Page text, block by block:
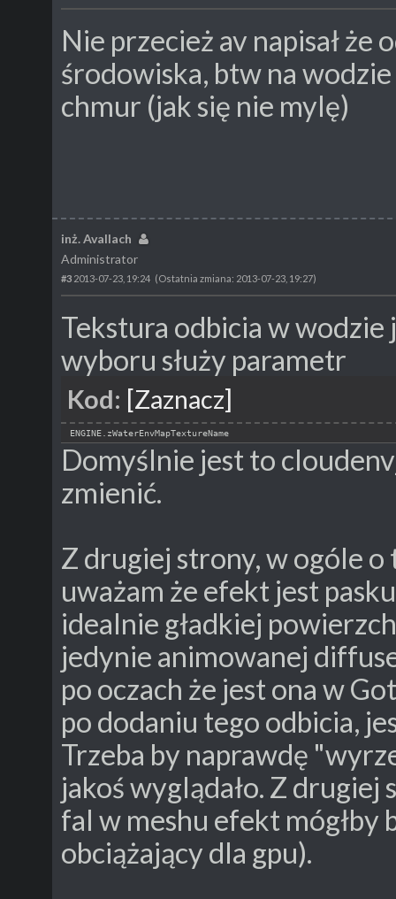
Nie przecież av napisał
środowiska, btw na
chmur (jak się nie mylę)
inż. Avallach
Administrator
#3 2013-07-23, 19:24 (Ostatnia zmiana: 2013-07-23, 19:27)
Tekstura odbicia w wodzie
wyboru służy parametr
Kod: [Zaznacz]
ENGINE.zWaterEnvMapTextureName
Domyślnie jest to
zmienić.
Z drugiej strony, w ogóle o
uważam że efekt jest
idealnie gładkiej
jedynie animowanej
po oczach że jest ona w
po dodaniu tego odbicia,
Trzeba by naprawdę
jakoś wyglądało. Z drugiej
fal w meshu efekt mógłby
obciążający dla gpu).